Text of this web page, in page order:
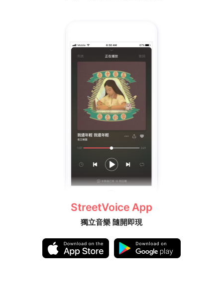
StreetVoice App
獨立音樂 隨開即現